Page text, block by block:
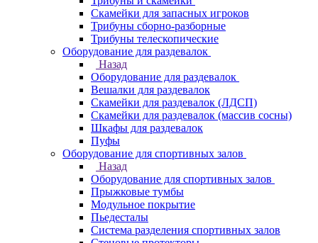
Скамейки для запасных игроков
Трибуны сборно-разборные
Трибуны телескопические
Оборудование для раздевалок
Назад
Оборудование для раздевалок
Вешалки для раздевалок
Скамейки для раздевалок (ЛДСП)
Скамейки для раздевалок (массив сосны)
Шкафы для раздевалок
Пуфы
Оборудование для спортивных залов
Назад
Оборудование для спортивных залов
Прыжковые тумбы
Модульное покрытие
Пьедесталы
Система разделения спортивных залов